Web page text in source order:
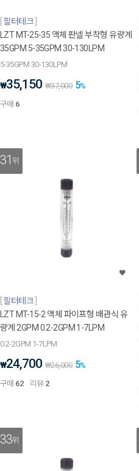
필터테크
LZT MT-25-35 액체 판넬 부착형 유량계
35GPM 5-35GPM 30-130LPM
5-35GPM 30-130LPM
₩35,150 ₩37,000 5%
구매 6
31위
필터테크
LZT MT-15-2 액체 파이프형 배관식 유
량계 2GPM 0.2-2GPM 1-7LPM
0.2-2GPM 1-7LPM
₩24,700 ₩26,000 5%
구매 62 리뷰 2
33위